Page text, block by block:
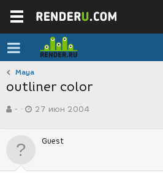
Maya
outliner color
в
р
-
а
27 июн 2004
Guest